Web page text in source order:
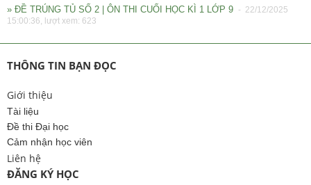
» ĐỀ TRÚNG TỦ SỐ 2 | ÔN THI CUỐI HỌC KÌ 1 LỚP 9 - 22/12/2025
15:00:36, lượt xem: 623
THÔNG TIN BẠN ĐỌC
Giới thiệu
Tài liệu
Đề thi Đại học
Cảm nhận học viên
Liên hệ
ĐĂNG KÝ HỌC